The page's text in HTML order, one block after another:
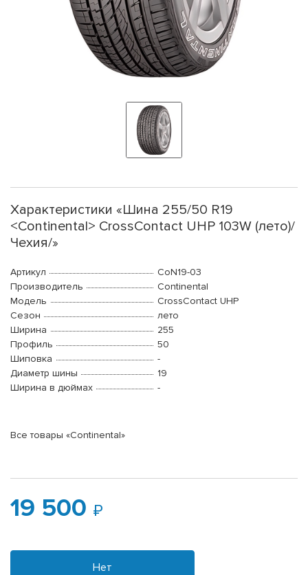
Характеристики «Шина 255/50 R19
<Continental> CrossContact UHP 103W (лето)/
Чехия/»
Артикул
CoN19-03
Производитель
Continental
Модель
CrossContact UHP
Сезон
лето
Ширина
255
Профиль
50
Шиповка
-
Диаметр шины
19
Ширина в дюймах
-
Все товары «Continental»
19 500
Нет